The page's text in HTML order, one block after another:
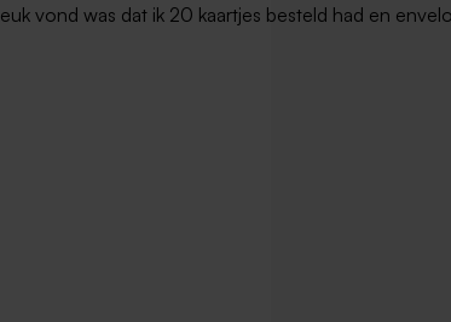
vond was dat ik 20 kaartjes besteld had en